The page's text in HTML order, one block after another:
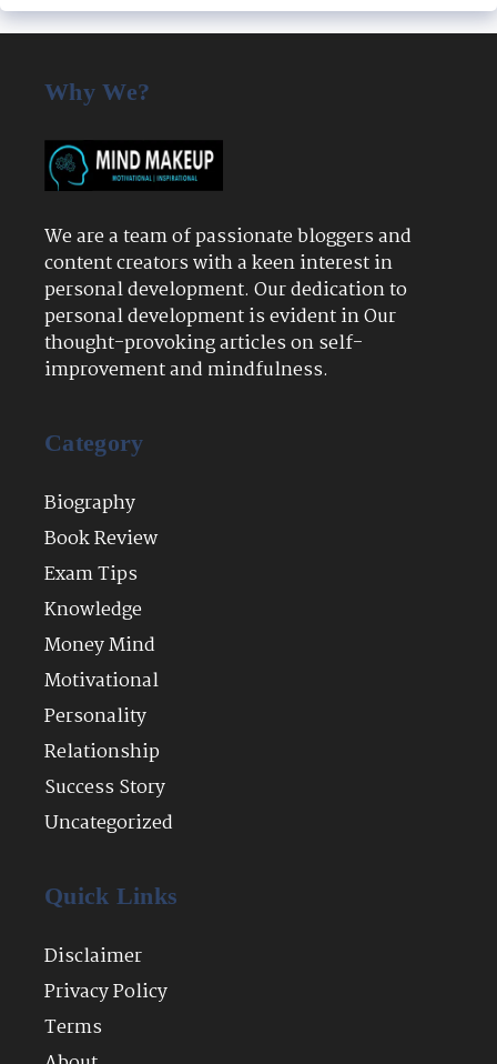
Why We?
We are a team of passionate bloggers and
content creators with a keen interest in
personal development. Our dedication to
personal development is evident in Our
thought-provoking articles on self-
improvement and mindfulness.
Category
Biography
Book Review
Exam Tips
Knowledge
Money Mind
Motivational
Personality
Relationship
Success Story
Uncategorized
Quick Links
Disclaimer
Privacy Policy
Terms